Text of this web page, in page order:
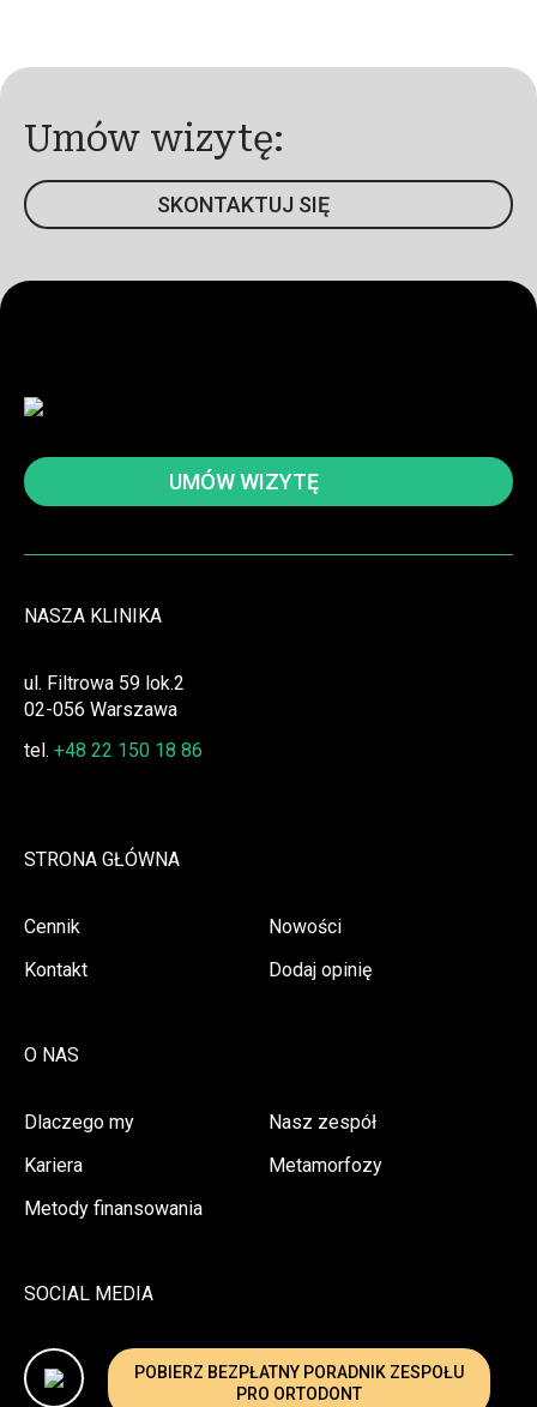
Umów wizytę:
SKONTAKTUJ SIĘ
UMÓW WIZYTĘ
NASZA KLINIKA
ul. Filtrowa 59 lok.2
02-056 Warszawa
tel. +48 22 150 18 86
STRONA GŁÓWNA
Cennik
Nowości
Kontakt
Dodaj opinię
O NAS
Dlaczego my
Nasz zespół
Kariera
Metamorfozy
Metody finansowania
SOCIAL MEDIA
POBIERZ BEZPŁATNY PORADNIK ZESPOŁU
PRO ORTODONT